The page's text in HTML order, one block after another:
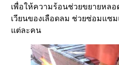
เพื่อให้ความร้อนช่วยขยายหลอ
เวียนของเลือดลม ช่วยซ่อมแซ
แต่ละคน